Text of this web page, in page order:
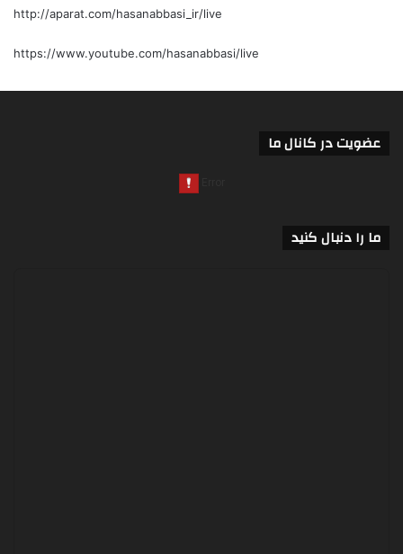
http://aparat.com/hasanabbasi_ir/live
https://www.youtube.com/hasanabbasi/live
عضویت در کانال ما
ما را دنبال کنید